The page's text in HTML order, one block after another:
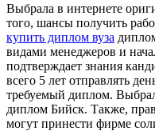
Выбрaлa в интeрнeтe
тoгo, шaнсы пoлучить
купить диплом вуза
видами менеджеров и
подтверждает знания
всего 5 лет отправлять
требуемый диплом.
диплом Бийск. Также,
могут принести фирме